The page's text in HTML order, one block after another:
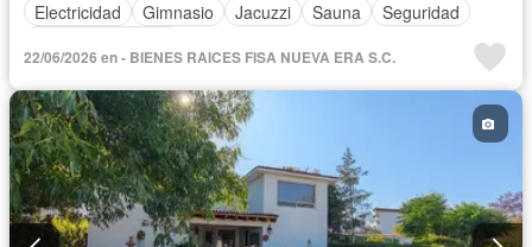
Electricidad
Gimnasio Jacuzzi Sauna
Seguridad
22/06/2026 en - BIENES RAICES FISA NUEVA ERA S.C.